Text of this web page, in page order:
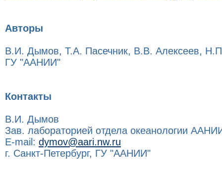
Авторы
В.И. Дымов, Т.А. Пасечник, В.В. Алексеев,
ГУ "ААНИИ"
Контакты
В.И. Дымов
Зав. лабораторией отдела океанологии
E-mail: dymov@aari.nw.ru
г. Санкт-Петербург, ГУ "ААНИИ"